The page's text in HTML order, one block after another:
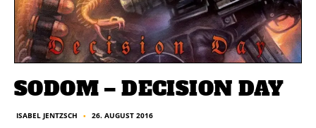
SODOM – DECISION DAY
ISABEL JENTZSCH ■ 26. AUGUST 2016